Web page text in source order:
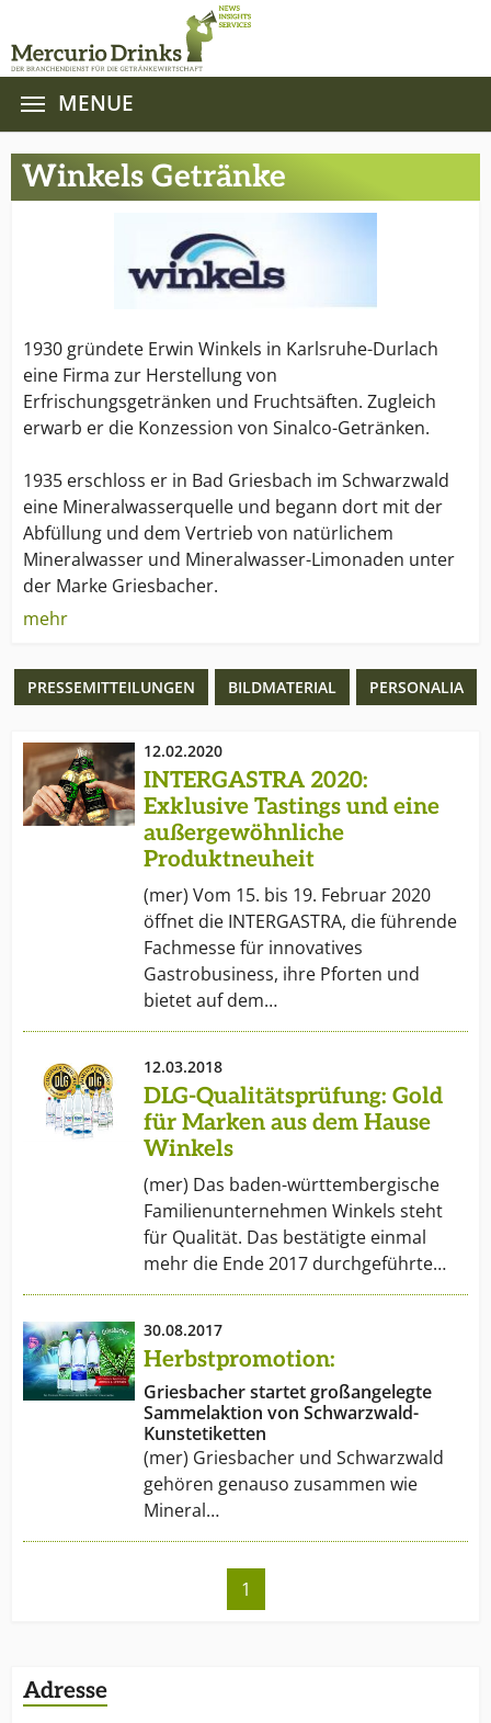
MENUE
Winkels Getränke
1930 gründete Erwin Winkels in Karlsruhe-Durlach
eine Firma zur Herstellung von
Erfrischungsgetränken und Fruchtsäften. Zugleich
erwarb er die Konzession von Sinalco-Getränken.
1935 erschloss er in Bad Griesbach im Schwarzwald
eine Mineralwasserquelle und begann dort mit der
Abfüllung und dem Vertrieb von natürlichem
Mineralwasser und Mineralwasser-Limonaden unter
der Marke Griesbacher.
Verkehrsunfall. 1955 brachte Frau Emma Winkels das
zunächst von ihr weitergeführte Geschäft in die
Griesbacher Mineralquellen E. Winkels KG ein. Ihr
Schwiegersohn Gerhard Rummler trat als neuer
Gesellschafter und Geschäftsführer mit ein.
erwarb die Gesellschaft in Spielberg einen
Mineralbrunnenbetrieb und baute diesen unter
gleichzeitiger Neufassung der Mineralwasserquelle
zur Fontanis Mineralbrunnen GmbH & Co. KG aus.
gehört die von der Brauerei Dinkelacker AG
übernommene Firma Früwe Fruchtsaft GmbH in
Sersheim (Gründungsjahr 1907) zur
Unternehmensgruppe.
1972wurde ebenfalls in Sersheim ein
Mineralbrunnen erschlossen, der heute unter dem
Namen alwa Mineralbrunnen GmbH bekannt ist.
ergänzen in zunehmendem Umfang
Handelswaren von anderen Mineralbrunnen, andere
Fruchtsäfte und ein umfangreiches Biersortiment die
Produktpalette des Unternehmens, die derzeit mehr
als 1750 Artikel umfasst.
Das Familienunternehmen wird heute in 3.
Generation vom geschäftsführenden Gesellschafter
Gerhard Kaufmann zusammen mit einem erfahrenen
und kompetenten Führungsteam geleitet.
mehr
PRESSEMITTEILUNGEN BILDMATERIAL PERSONALIA
12.02.2020
INTERGASTRA 2020:
Exklusive Tastings und eine
außergewöhnliche
Produktneuheit
(mer) Vom 15. bis 19. Februar 2020
öffnet die INTERGASTRA, die führende
Fachmesse für innovatives
Gastrobusiness, ihre Pforten und
bietet auf dem…
12.03.2018
DLG-Qualitätsprüfung: Gold
für Marken aus dem Hause
Winkels
(mer) Das baden-württembergische
Familienunternehmen Winkels steht
für Qualität. Das bestätigte einmal
mehr die Ende 2017 durchgeführte…
30.08.2017
Herbstpromotion:
Griesbacher startet großangelegte
Sammelaktion von Schwarzwald-
Kunstetiketten
(mer) Griesbacher und Schwarzwald
gehören genauso zusammen wie
Mineral…
1
Adresse